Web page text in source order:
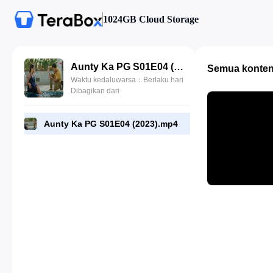
1024GB Cloud Storage
Aunty Ka PG S01E04 (2023).mp4
Waktu kedaluwarsa：Berlaku hari
Dibagikan dari
Aunty Ka PG S01E04 (2023).mp4
Semua